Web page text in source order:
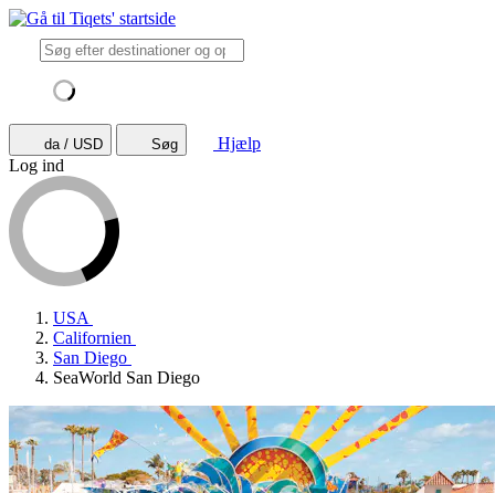
da / USD Søg
Hjælp
Log ind
USA
Californien
San Diego
SeaWorld San Diego